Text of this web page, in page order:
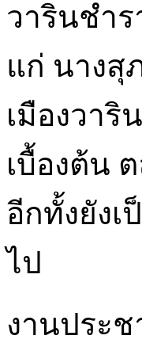
วารินชำ
แก่ นางสุ
เมืองวา
เบื้องต้น
อีกทั้งยัง
ไป
งานประ